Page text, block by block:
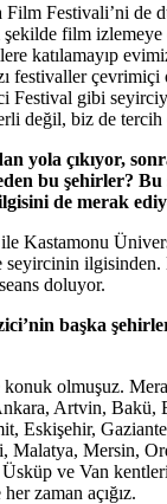
Film Festivali’ni de
şekilde film
katılamayıp
festivaller çevrimiçi
Festival gibi
değil, biz de tercih
yola çıkıyor,
bu şehirler?
de merak
Kastamonu
seyircinin ilgisinden.
doluyor.
başka
konuk olmuşuz.
Artvin, Bakü,
Eskişehir,
Malatya, Mersin,
ve Van
zaman açığız.